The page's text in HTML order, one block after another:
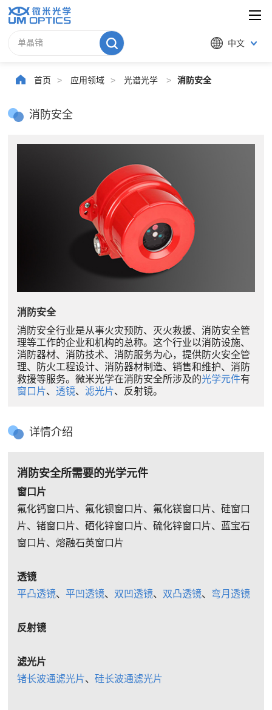
中文
首页 > 应用领域 > 光谱光学 > 消防安全
消防安全
消防安全
消防安全行业是从事火灾预防、灭火救援、消防安全管
理等工作的企业和机构的总称。这个行业以消防设施、
消防器材、消防技术、消防服务为心，提供防火安全管
理、防火工程设计、消防器材制造、销售和维护、消防
救援等服务。微米光学在消防安全所涉及的光学元件有
窗口片、 透镜、 滤光片、反射镜。
详情介绍
消防安全所需要的光学元件
窗口片
氟化钙窗口片、氟化钡窗口片、氟化镁窗口片、硅窗口
片、锗窗口片、硒化锌窗口片、硫化锌窗口片、蓝宝石
窗口片、熔融石英窗口片
透镜
平凸透镜、平凹透镜、 双凹透镜、 双凸透镜、 弯月透镜
反射镜
滤光片
锗长波通滤光片、硅长波通滤光片